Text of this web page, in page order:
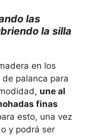
las
la silla
en los
palanca para
une al
finas
esto, una vez
y podrá ser